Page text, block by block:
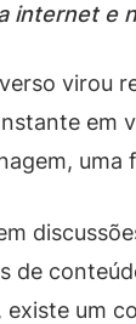
internet e
virou
em
de
existe um